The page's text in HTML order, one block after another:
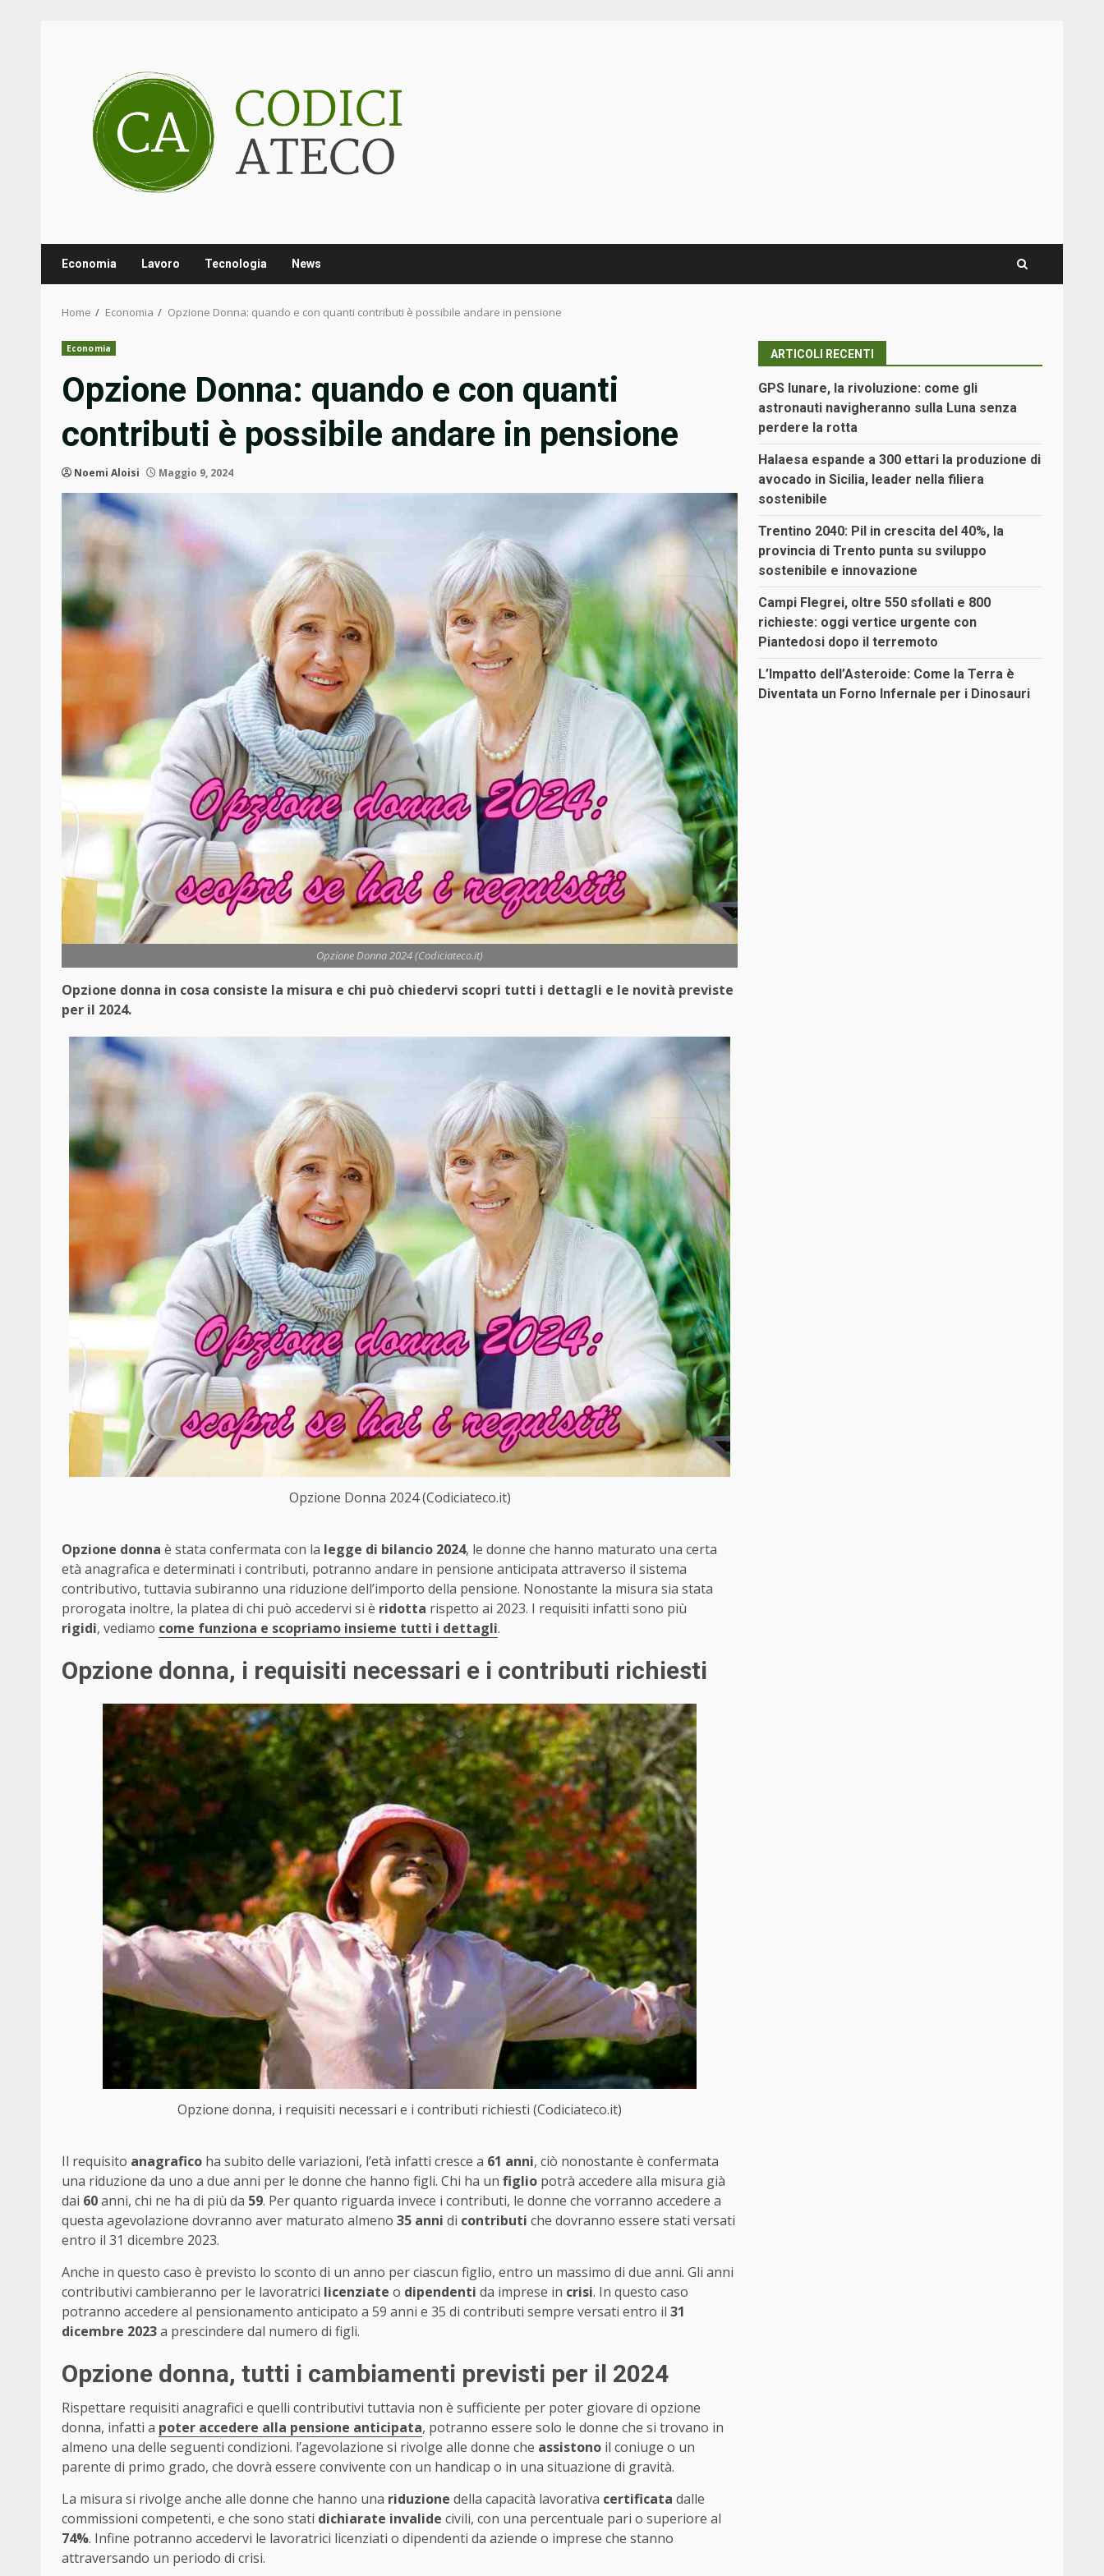
Economia Lavoro Tecnologia News
Home Economia Opzione Donna: quando e con quanti contributi è possibile andare in pensione
Economia
Opzione Donna: quando e con quanti
contributi è possibile andare in pensione
Noemi Aloisi Maggio 9, 2024
Opzione Donna 2024 (Codiciateco.it)
Opzione donna in cosa consiste la misura e chi può chiedervi scopri tutti i dettagli e le novità previste
per il 2024.
Opzione Donna 2024 (Codiciateco.it)
Opzione donna è stata confermata con la legge di bilancio 2024, le donne che hanno maturato una certa
età anagrafica e determinati i contributi, potranno andare in pensione anticipata attraverso il sistema
contributivo, tuttavia subiranno una riduzione dell’importo della pensione. Nonostante la misura sia stata
prorogata inoltre, la platea di chi può accedervi si è ridotta rispetto ai 2023. I requisiti infatti sono più
rigidi, vediamo come funziona e scopriamo insieme tutti i dettagli.
Opzione donna, i requisiti necessari e i contributi richiesti
Opzione donna, i requisiti necessari e i contributi richiesti (Codiciateco.it)
Il requisito anagrafico ha subito delle variazioni, l’età infatti cresce a 61 anni, ciò nonostante è confermata
una riduzione da uno a due anni per le donne che hanno figli. Chi ha un figlio potrà accedere alla misura già
dai 60anni, chi ne ha di più da 59. Per quanto riguarda invece i contributi, le donne che vorranno accedere a
questa agevolazione dovranno aver maturato almeno 35 anni di contributi che dovranno essere stati versati
entro il 31 dicembre 2023.
Anche in questo caso è previsto lo sconto di un anno per ciascun figlio, entro un massimo di due anni. Gli anni
contributivi cambieranno per le lavoratrici licenziate o dipendenti da imprese in crisi. In questo caso
potranno accedere al pensionamento anticipato a 59 anni e 35 di contributi sempre versati entro il 31
dicembre 2023a prescindere dal numero di figli.
Opzione donna, tutti i cambiamenti previsti per il 2024
Rispettare requisiti anagrafici e quelli contributivi tuttavia non è sufficiente per poter giovare di opzione
donna, infatti a poter accedere alla pensione anticipata, potranno essere solo le donne che si trovano in
almeno una delle seguenti condizioni. l’agevolazione si rivolge alle donne che assistono il coniuge o un
parente di primo grado, che dovrà essere convivente con un handicap o in una situazione di gravità.
La misura si rivolge anche alle donne che hanno una riduzione della capacità lavorativa certificata dalle
commissioni competenti, e che sono stati dichiarate invalide civili, con una percentuale pari o superiore al
74%. Infine potranno accedervi le lavoratrici licenziati o dipendenti da aziende o imprese che stanno
attraversando un periodo di crisi.
ARTICOLI RECENTI
GPS lunare, la rivoluzione: come gli
astronauti navigheranno sulla Luna senza
perdere la rotta
Halaesa espande a 300 ettari la produzione di
avocado in Sicilia, leader nella filiera
sostenibile
Trentino 2040: Pil in crescita del 40%, la
provincia di Trento punta su sviluppo
sostenibile e innovazione
Campi Flegrei, oltre 550 sfollati e 800
richieste: oggi vertice urgente con
Piantedosi dopo il terremoto
L’Impatto dell’Asteroide: Come la Terra è
Diventata un Forno Infernale per i Dinosauri